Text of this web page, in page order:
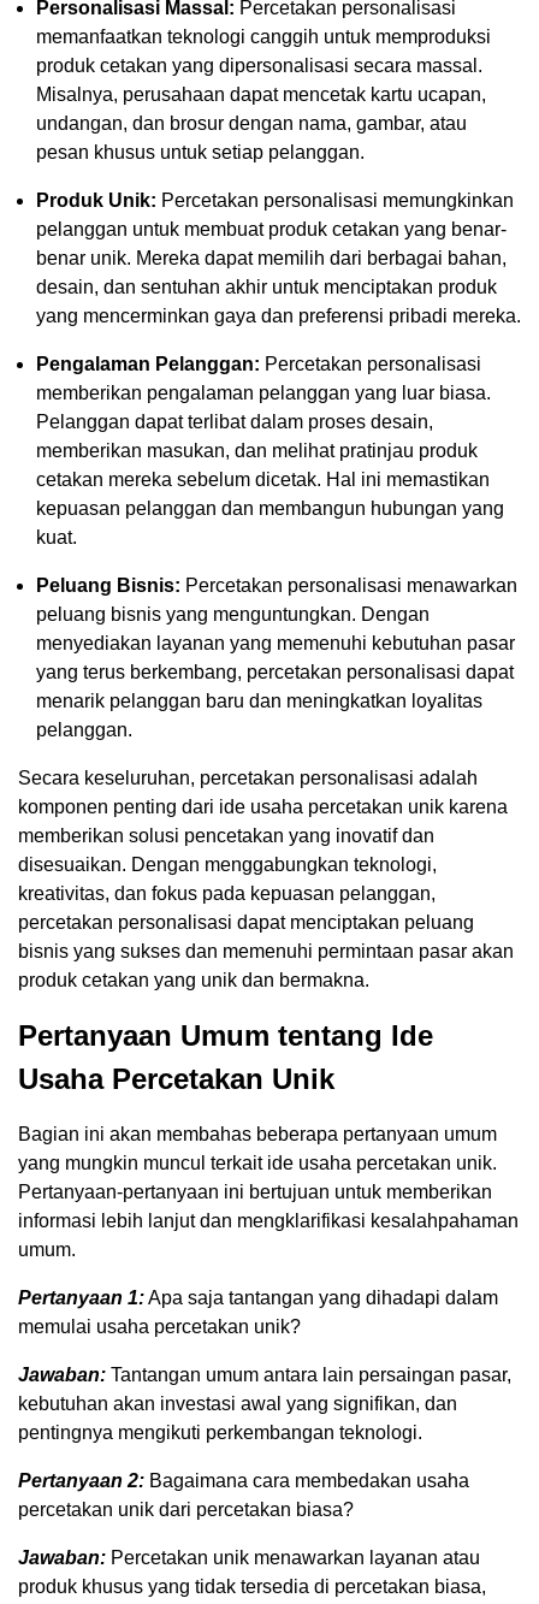
Personalisasi Massal: Percetakan personalisasi
memanfaatkan teknologi canggih untuk memproduksi
produk cetakan yang dipersonalisasi secara massal.
Misalnya, perusahaan dapat mencetak kartu ucapan,
undangan, dan brosur dengan nama, gambar, atau
pesan khusus untuk setiap pelanggan.
Produk Unik: Percetakan personalisasi memungkinkan
pelanggan untuk membuat produk cetakan yang benar-
benar unik. Mereka dapat memilih dari berbagai bahan,
desain, dan sentuhan akhir untuk menciptakan produk
yang mencerminkan gaya dan preferensi pribadi mereka.
Pengalaman Pelanggan: Percetakan personalisasi
memberikan pengalaman pelanggan yang luar biasa.
Pelanggan dapat terlibat dalam proses desain,
memberikan masukan, dan melihat pratinjau produk
cetakan mereka sebelum dicetak. Hal ini memastikan
kepuasan pelanggan dan membangun hubungan yang
kuat.
Peluang Bisnis: Percetakan personalisasi menawarkan
peluang bisnis yang menguntungkan. Dengan
menyediakan layanan yang memenuhi kebutuhan pasar
yang terus berkembang, percetakan personalisasi dapat
menarik pelanggan baru dan meningkatkan loyalitas
pelanggan.
Secara keseluruhan, percetakan personalisasi adalah
komponen penting dari ide usaha percetakan unik karena
memberikan solusi pencetakan yang inovatif dan
disesuaikan. Dengan menggabungkan teknologi,
kreativitas, dan fokus pada kepuasan pelanggan,
percetakan personalisasi dapat menciptakan peluang
bisnis yang sukses dan memenuhi permintaan pasar akan
produk cetakan yang unik dan bermakna.
Pertanyaan Umum tentang Ide
Usaha Percetakan Unik
Bagian ini akan membahas beberapa pertanyaan umum
yang mungkin muncul terkait ide usaha percetakan unik.
Pertanyaan-pertanyaan ini bertujuan untuk memberikan
informasi lebih lanjut dan mengklarifikasi kesalahpahaman
umum.
Pertanyaan 1:Apa saja tantangan yang dihadapi dalam
memulai usaha percetakan unik?
Jawaban: Tantangan umum antara lain persaingan pasar,
kebutuhan akan investasi awal yang signifikan, dan
pentingnya mengikuti perkembangan teknologi.
Pertanyaan 2: Bagaimana cara membedakan usaha
percetakan unik dari percetakan biasa?
Jawaban: Percetakan unik menawarkan layanan atau
produk khusus yang tidak tersedia di percetakan biasa,